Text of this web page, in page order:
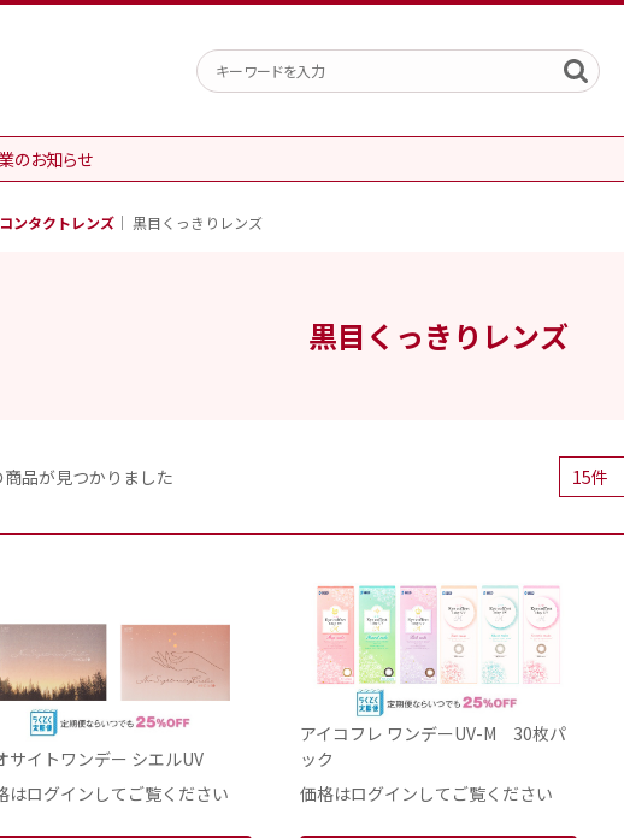
のお知らせ
コンタクトレンズ 黒目くっきりレンズ
黒目くっきりレンズ
商品が見つかりました
サイトワンデー シエルUV
はログインしてご覧ください
アイコフレ ワンデーUV-M 30枚パ
ック
価格はログインしてご覧ください